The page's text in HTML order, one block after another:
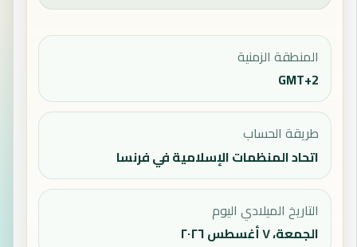
المنطقة الزمنية
GMT+2
طريقة الحساب
اتحاد المنظمات الإسلامية في فرنسا
التاريخ الميلادي اليوم
الجمعة، ٧ أغسطس ٢٠٢٦